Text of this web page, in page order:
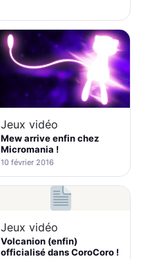
Jeux vidéo
Mew arrive enfin chez
Micromania !
10 février 2016
Jeux vidéo
Volcanion (enfin)
officialisé dans CoroCoro !